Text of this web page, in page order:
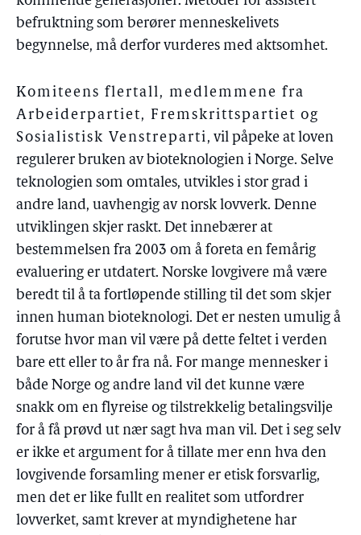
befruktning som berører menneskelivets
begynnelse, må derfor vurderes med aktsomhet.
Komiteens flertall, medlemmene fra
Arbeiderpartiet, Fremskrittspartiet og
Sosialistisk Venstreparti, vil påpeke at loven
regulerer bruken av bioteknologien i Norge. Selve
teknologien som omtales, utvikles i stor grad i
andre land, uavhengig av norsk lovverk. Denne
utviklingen skjer raskt. Det innebærer at
bestemmelsen fra 2003 om å foreta en femårig
evaluering er utdatert. Norske lovgivere må være
beredt til å ta fortløpende stilling til det som skjer
innen human bioteknologi. Det er nesten umulig å
forutse hvor man vil være på dette feltet i verden
bare ett eller to år fra nå. For mange mennesker i
både Norge og andre land vil det kunne være
snakk om en flyreise og tilstrekkelig betalingsvilje
for å få prøvd ut nær sagt hva man vil. Det i seg selv
er ikke et argument for å tillate mer enn hva den
lovgivende forsamling mener er etisk forsvarlig,
men det er like fullt en realitet som utfordrer
lovverket, samt krever at myndighetene har